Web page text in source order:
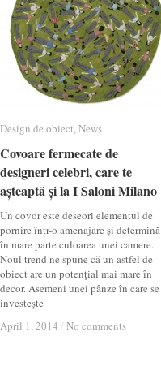
Design de obiect,News
Covoare fermecate de
designeri celebri, care te
așteaptă și la I Saloni Milano
Un covor este deseori elementul de
pornire într-o amenajare şi determină
în mare parte culoarea unei camere.
Noul trend ne spune că un astfel de
obiect are un potenţial mai mare în
decor. Asemeni unei pânze în care se
investeşte
April 1, 2014 / No comments
Design de obiect News
Covoare fermecate de
designeri celebri, care te
așteaptă și la I Saloni Milano
April 1, 2014 / No comments